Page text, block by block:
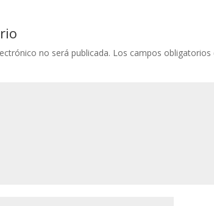
no será publicada. Los campos